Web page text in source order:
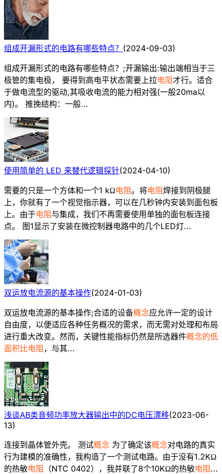
组成开漏形式的电路有哪些特点？ (2024-09-03)
组成开漏形式的电路有哪些特点？;开漏输出:输出端相当于三
极管的集电极， 要得到高电平状态需要上拉电阻才行。适合
于做电流型的驱动,其吸收电流的能力相对强(一般20ma以
内)。 推挽结构：一般...
使用简单的 LED 来替代逻辑探针(2024-04-10)
需要的只是一个方体和一个1 kΩ电阻。将电阻焊接到阴极腿
上，你就有了一个视觉指示器，可以在几秒钟内安装到面包板
上。由于电阻与集成，我们不再需要使用单独的面包板连接
点。 图1显示了安装在微控制器电路中的几个LED灯...
双运放电流源的基本操作(2024-01-03)
双运放电流源的基本操作;合适的设备概念应允许一定的设计
自由度，以便适应各种任务概况的需求，而无需对处理和布局
进行重大改变。然而，关键性能指标仍然是所选器件概念的低
面积比电阻 ，与其...
浅谈AB类音频功率放大器输出中的DC电压漂移(2023-06-
13)
连接到晶体管外壳。 测试概念 为了确定该概念对电路的真实
行为建模的准确性，我构造了一个测试电路。由于没有1.2KΩ
的热敏电阻 （NTC 0402），我并联了8个10KΩ的热敏电阻...